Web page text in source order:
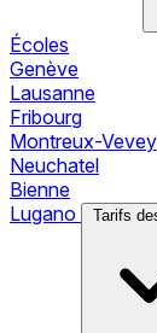
Écoles
Genève
Lausanne
Fribourg
Montreux-Vevey
Neuchatel
Bienne
Lugano
Tarifs